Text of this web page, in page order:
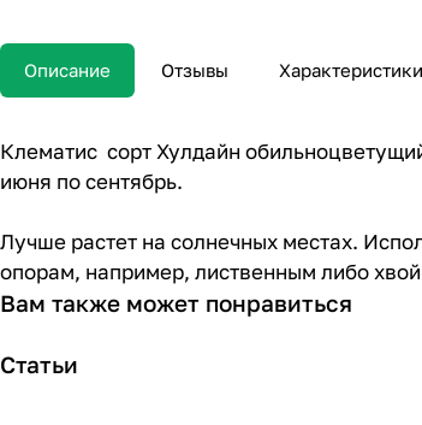
Описание Отзывы Характеристики
Клематис сорт Хулдайн
июня по сентябрь.
Лучше растет на солнечных местах.
опорам, например, лиственным либо
Вам также может понравиться
Статьи